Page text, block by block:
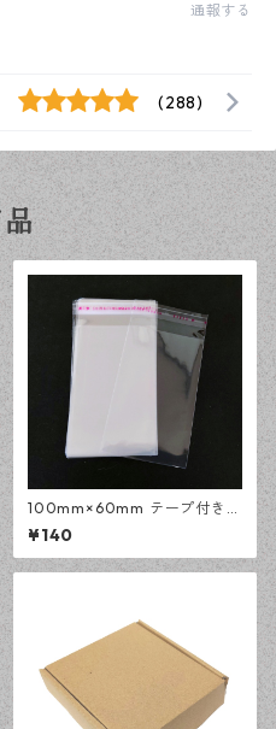
通報する
(288)
100mm×60mm テープ付き
OPP袋付き 100枚 ラッピング
梱包資材 アクセサリー資材
【en工房】
¥140